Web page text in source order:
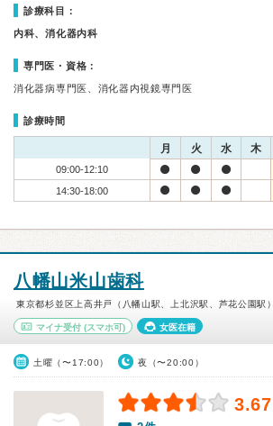
診療科目：
内科、消化器内科
専門医・資格：
消化器病専門医、消化器内視鏡専門医
診療時間
月 火 水 木
09:00-12:10
14:30-18:00
八幡山米山歯科
東京都杉並区上高井戸（八幡山駅、上北沢駅、芦花公園駅）
マイナ受付 (スマホ可) 女医在籍
土曜（〜17:00） 夜（〜20:00）
3.67